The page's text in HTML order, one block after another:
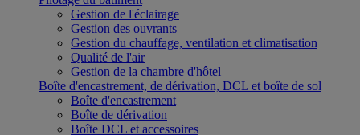
Gestion de l'éclairage
Gestion des ouvrants
Gestion du chauffage, ventilation et climatisation
Qualité de l'air
Gestion de la chambre d'hôtel
Boîte d'encastrement, de dérivation, DCL et boîte de sol
Boîte d'encastrement
Boîte de dérivation
Boîte DCL et accessoires